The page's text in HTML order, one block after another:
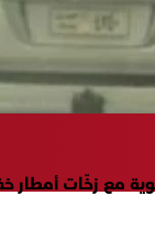
2025، إلى استمرار